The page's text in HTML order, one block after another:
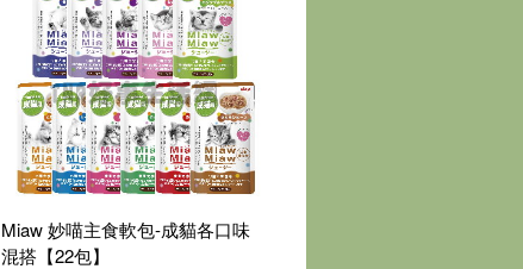
Miaw 妙喵主食軟包-成貓各口味
混搭【22包】